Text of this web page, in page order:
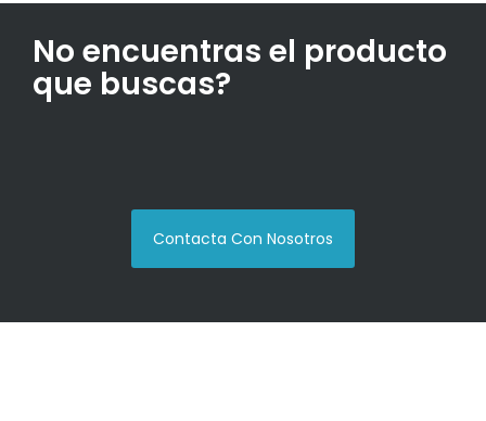
No encuentras el producto
que buscas?
Contacta Con Nosotros